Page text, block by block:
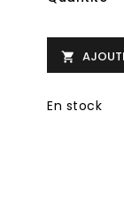

En stock